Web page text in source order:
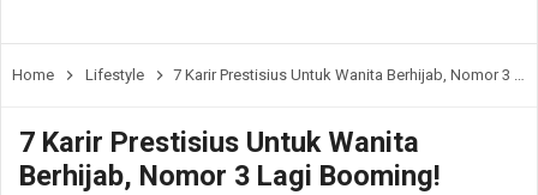
Home Lifestyle 7 Karir Prestisius Untuk Wanita Berhijab, Nomor 3 Lagi Booming!
7 Karir Prestisius Untuk Wanita
Berhijab, Nomor 3 Lagi Booming!